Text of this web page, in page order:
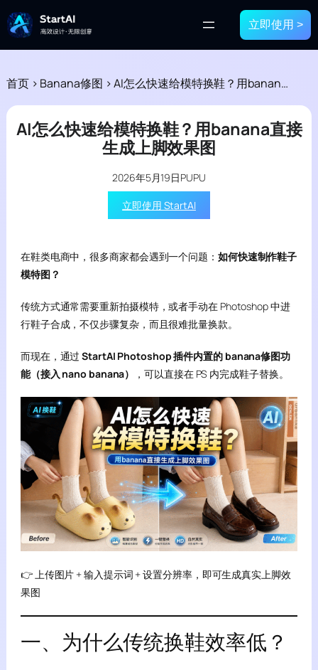
立即使用 >
首页 > Banana修图 > AI怎么快速给模特换鞋？用banana直接生成上脚效果图
AI怎么快速给模特换鞋？用banana直接
生成上脚效果图
2026年5月19日PUPU
立即使用 StartAI
在鞋类电商中，很多商家都会遇到一个问题： 如何快速制作鞋子
模特图？
传统方式通常需要重新拍摄模特，或者手动在 Photoshop 中进
行鞋子合成，不仅步骤复杂，而且很难批量换款。
而现在，通过StartAI Photoshop 插件内置的 banana修图功
能（接入 nano banana）
，可以直接在 PS 内完成鞋子替换。
👉 上传图片 + 输入提示词 + 设置分辨率，即可生成真实上脚效
果图
一、为什么传统换鞋效率低？